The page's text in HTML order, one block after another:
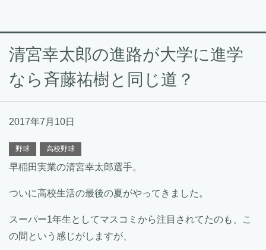
清宮幸太郎の進路が大学に進学
なら斉藤祐樹と同じ道？
2017年7月10日
野球 高校野球
早稲田実業の清宮幸太郎選手。
ついに高校生活の最後の夏がやってきました。
スーパー1年生としてマスコミから注目されてたのも、こ
の間という感じがしますが、